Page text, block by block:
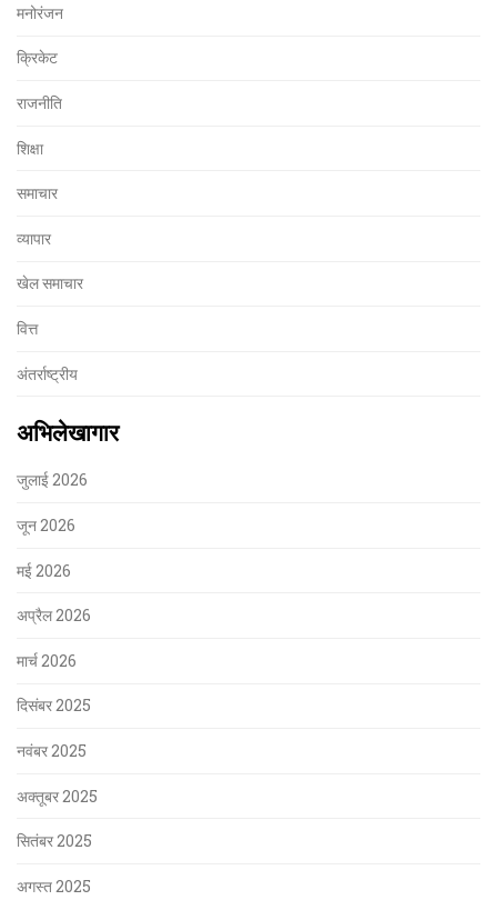
मनोरंजन
क्रिकेट
राजनीति
शिक्षा
समाचार
व्यापार
खेल समाचार
वित्त
अंतर्राष्ट्रीय
अभिलेखागार
जुलाई 2026
जून 2026
मई 2026
अप्रैल 2026
मार्च 2026
दिसंबर 2025
नवंबर 2025
अक्तूबर 2025
सितंबर 2025
अगस्त 2025